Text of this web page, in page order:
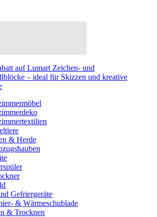
auf Lumart Zeichen- und
– ideal für Skizzen und kreative
& Herde
Gefriergeräte
& Wärmeschublade
& Trocknen